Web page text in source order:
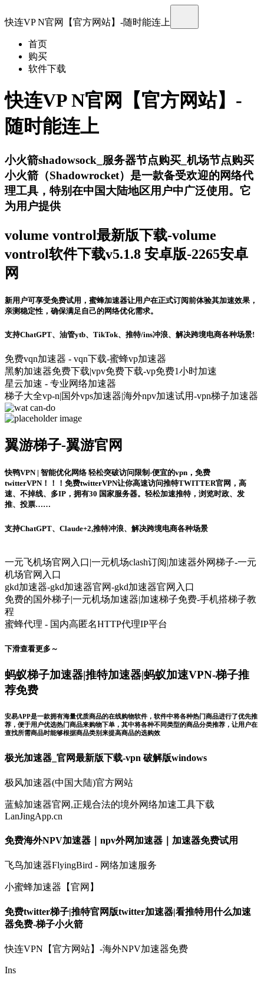
快连VP N官网【官方网站】-随时能连上
首页
购买
软件下载
快连VP N官网【官方网站】-
随时能连上
小火箭shadowsock_服务器节点购买_机场节点购买
小火箭（Shadowrocket）是一款备受欢迎的网络代
理工具，特别在中国大陆地区用户中广泛使用。它
为用户提供
volume vontrol最新版下载-volume
vontrol软件下载v5.1.8 安卓版-2265安卓
网
新用户可享受免费试用，蜜蜂加速器让用户在正式订阅前体验其加速效果，
亲测稳定性，确保满足自己的网络优化需求。
支持ChatGPT、油管ytb、TikTok、推特/ins冲浪、解决跨境电商各种场景!
免费vqn加速器 - vqn下载-蜜蜂vp加速器
黑豹加速器免费下载|vpv免费下载-vp免费1小时加速
星云加速 - 专业网络加速器
梯子大全vp-n|国外vps加速器|海外npv加速试用-vpn梯子加速器
翼游梯子-翼游官网
快鸭VPN | 智能优化网络 轻松突破访问限制-便宜的vpn，免费
twitterVPN！！！免费twitterVPN让你高速访问推特TWITTER官网，高
速、不掉线、多IP，拥有30 国家服务器。轻松加速推特，浏览时政、发
推、投票……
支持ChatGPT、Claude+2,推特冲浪、解决跨境电商各种场景
一元飞机场官网入口|一元机场clash订阅|加速器外网梯子-一元
机场官网入口
gkd加速器-gkd加速器官网-gkd加速器官网入口
免费的国外梯子|一元机场加速器|加速梯子免费-手机搭梯子教
程
蜜蜂代理 - 国内高匿名HTTP代理IP平台
下滑查看更多～
蚂蚁梯子加速器|推特加速器|蚂蚁加速VPN-梯子推
荐免费
安易APP是一款拥有海量优质商品的在线购物软件，软件中将各种热门商品进行了优先推
荐，便于用户优选热门商品来购物下单，其中将各种不同类型的商品分类推荐，让用户在
查找所需商品时能够根据商品类别来提高商品的选购效
极光加速器_官网最新版下载-vpn 破解版windows
极风加速器(中国大陆)官方网站
蓝鲸加速器官网,正规合法的境外网络加速工具下载
LanJingApp.cn
免费海外NPV加速器｜npv外网加速器｜加速器免费试用
飞鸟加速器FlyingBird - 网络加速服务
小蜜蜂加速器【官网】
免费twitter梯子|推特官网版twitter加速器|看推特用什么加速
器免费-梯子小火箭
快连VPN【官方网站】-海外NPV加速器免费
Ins